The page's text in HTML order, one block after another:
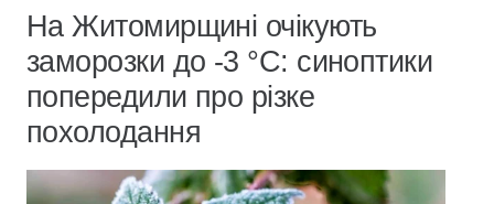
На Житомирщині очікують
заморозки до -3 °С: синоптики
попередили про різке
похолодання